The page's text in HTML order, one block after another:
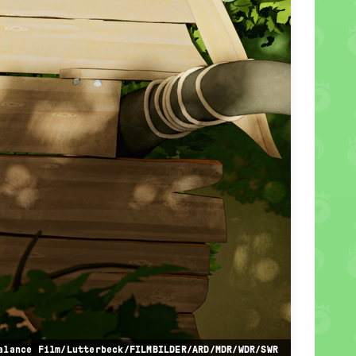
Film/Lutterbeck/FILMBILDER/ARD/MDR/WDR/SWR